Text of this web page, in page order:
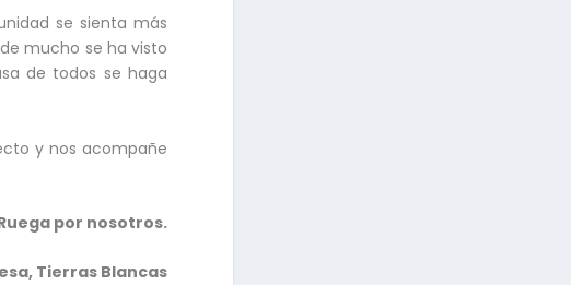
se sienta más
mucho se ha visto
de todos se haga
y nos acompañe
por nosotros.
Tierras Blancas